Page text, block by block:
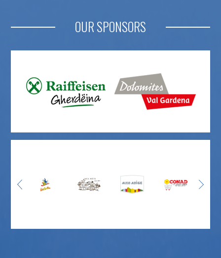
OUR SPONSORS